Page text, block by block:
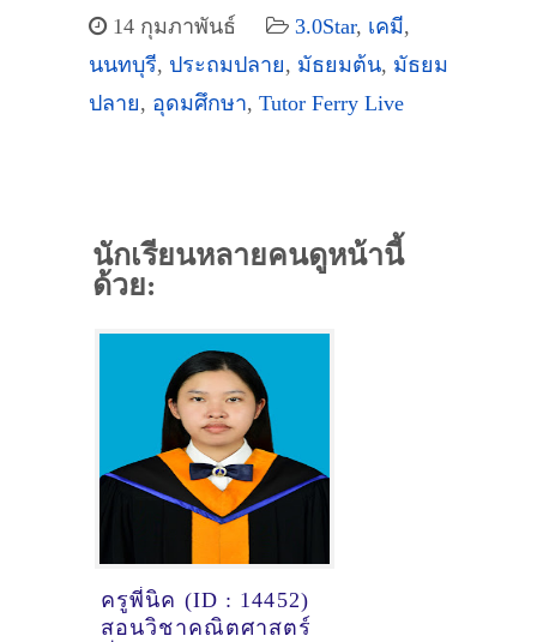
14 กุมภาพันธ์ 3.0Star, เคมี,
นนทบุรี, ประถมปลาย, มัธยมต้น, มัธยม
ปลาย, อุดมศึกษา, Tutor Ferry Live
นักเรียนหลายคนดูหน้านี้
ด้วย:
ครูพี่นิค (ID : 14452)
สอนวิชาคณิตศาสตร์